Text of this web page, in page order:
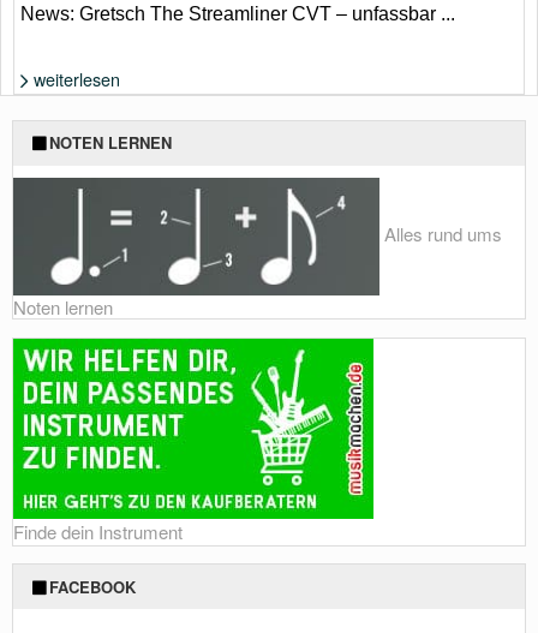
News: Gretsch The Streamliner CVT – unfassbar ...
weiterlesen
NOTEN LERNEN
Alles rund ums
Noten lernen
Finde dein Instrument
FACEBOOK